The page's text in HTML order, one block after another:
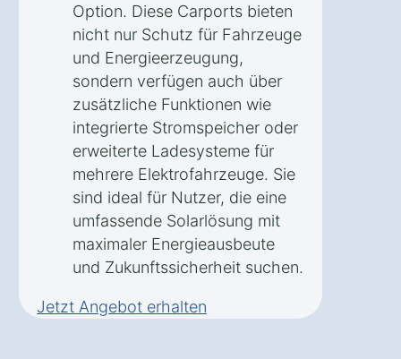
Option. Diese Carports bieten
nicht nur Schutz für Fahrzeuge
und Energieerzeugung,
sondern verfügen auch über
zusätzliche Funktionen wie
integrierte Stromspeicher oder
erweiterte Ladesysteme für
mehrere Elektrofahrzeuge. Sie
sind ideal für Nutzer, die eine
umfassende Solarlösung mit
maximaler Energieausbeute
und Zukunftssicherheit suchen.
Jetzt Angebot erhalten